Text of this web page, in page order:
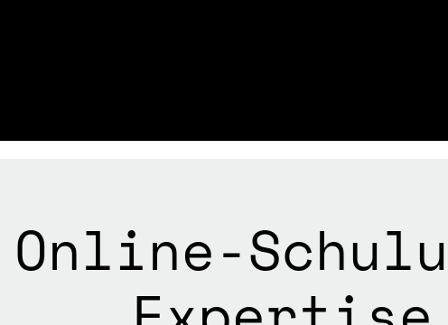
Online-